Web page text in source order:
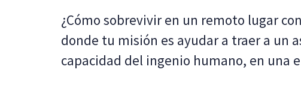
¿Cómo sobrevivir en un remoto lugar
donde tu misión es ayudar a traer a un
capacidad del ingenio humano, en una